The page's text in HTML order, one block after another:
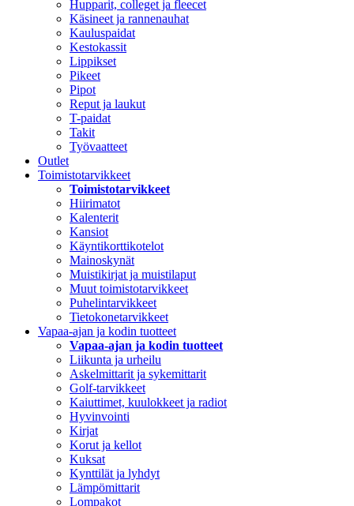
Hupparit, colleget ja fleecet
Käsineet ja rannenauhat
Kauluspaidat
Kestokassit
Lippikset
Pikeet
Pipot
Reput ja laukut
T-paidat
Takit
Työvaatteet
Outlet
Toimistotarvikkeet
Toimistotarvikkeet
Hiirimatot
Kalenterit
Kansiot
Käyntikorttikotelot
Mainoskynät
Muistikirjat ja muistilaput
Muut toimistotarvikkeet
Puhelintarvikkeet
Tietokonetarvikkeet
Vapaa-ajan ja kodin tuotteet
Vapaa-ajan ja kodin tuotteet
Liikunta ja urheilu
Askelmittarit ja sykemittarit
Golf-tarvikkeet
Kaiuttimet, kuulokkeet ja radiot
Hyvinvointi
Kirjat
Korut ja kellot
Kuksat
Kynttilät ja lyhdyt
Lämpömittarit
Lompakot